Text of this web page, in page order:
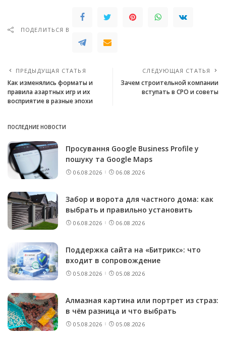
ПОДЕЛИТЬСЯ В
ПРЕДЫДУЩАЯ СТАТЬЯ
Как изменялись форматы и
правила азартных игр и их
восприятие в разные эпохи
СЛЕДУЮЩАЯ СТАТЬЯ
Зачем строительной компании
вступать в СРО и советы
ПОСЛЕДНИЕ НОВОСТИ
Просування Google Business Profile у
пошуку та Google Maps
06.08.2026 06.08.2026
Забор и ворота для частного дома: как
выбрать и правильно установить
06.08.2026 06.08.2026
Поддержка сайта на «Битрикс»: что
входит в сопровождение
05.08.2026 05.08.2026
Алмазная картина или портрет из страз:
в чём разница и что выбрать
05.08.2026 05.08.2026